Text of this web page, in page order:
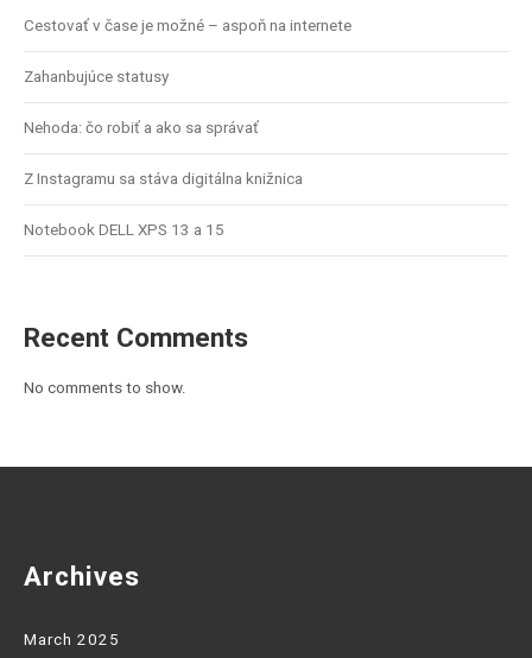
Cestovať v čase je možné – aspoň na internete
Zahanbujúce statusy
Nehoda: čo robiť a ako sa správať
Z Instagramu sa stáva digitálna knižnica
Notebook DELL XPS 13 a 15
Recent Comments
No comments to show.
Archives
March 2025